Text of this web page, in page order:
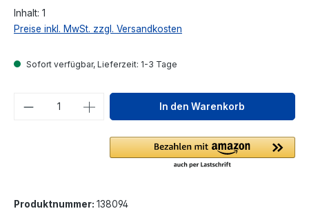
Inhalt: 1
Preise inkl. MwSt. zzgl. Versandkosten
Sofort verfügbar, Lieferzeit: 1-3 Tage
Produkt Anzahl: Gib denIn den Warenkorb
Produktnummer: 138094